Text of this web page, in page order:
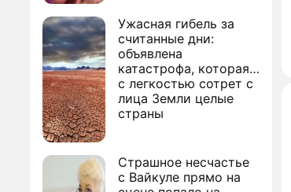
Ужасная гибель за
считанные дни:
объявлена
катастрофа, которая
с легкостью сотрет с
лица Земли целые
страны
Страшное несчастье
с Вайкуле прямо на